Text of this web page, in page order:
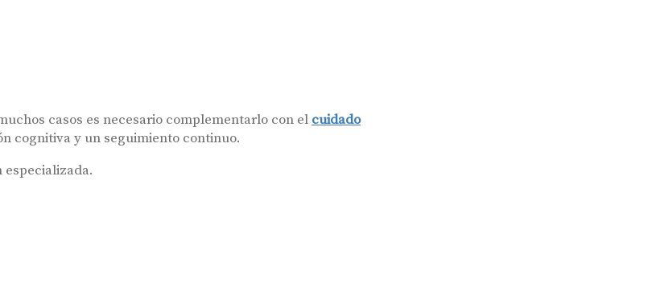
casos es necesario complementarlo con el cuidado
cognitiva y un seguimiento continuo.